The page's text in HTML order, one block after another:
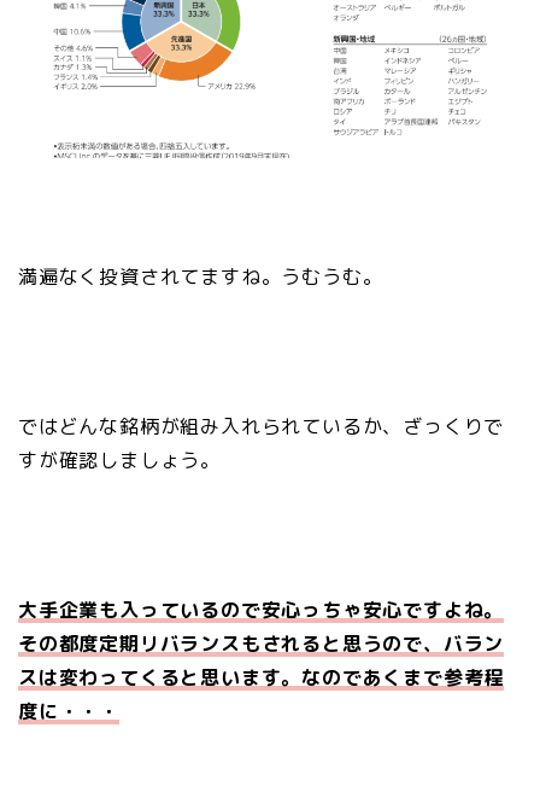
満遍なく投資されてますね。うむうむ。
ではどんな銘柄が組み入れられているか、ざっくりで
すが確認しましょう。
大手企業も入っているので安心っちゃ安心ですよね。
その都度定期リバランスもされると思うので、バラン
スは変わってくると思います。なのであくまで参考程
度に・・・